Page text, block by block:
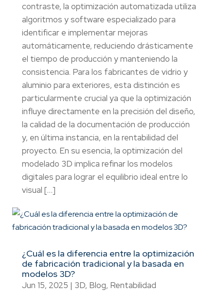
contraste, la optimización automatizada utiliza
algoritmos y software especializado para
identificar e implementar mejoras
automáticamente, reduciendo drásticamente
el tiempo de producción y manteniendo la
consistencia. Para los fabricantes de vidrio y
aluminio para exteriores, esta distinción es
particularmente crucial ya que la optimización
influye directamente en la precisión del diseño,
la calidad de la documentación de producción
y, en última instancia, en la rentabilidad del
proyecto. En su esencia, la optimización del
modelado 3D implica refinar los modelos
digitales para lograr el equilibrio ideal entre lo
visual […]
¿Cuál es la diferencia entre la optimización
de fabricación tradicional y la basada en
modelos 3D?
Jun 15, 2025 | 3D, Blog, Rentabilidad